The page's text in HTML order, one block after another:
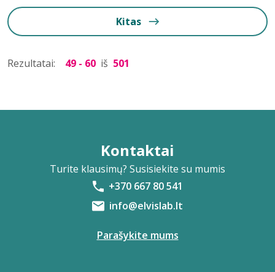
Kitas
Rezultatai: 49 - 60 iš 501
Kontaktai
Turite klausimų? Susisiekite su mumis
+370 667 80 541
info@elvislab.lt
Parašykite mums